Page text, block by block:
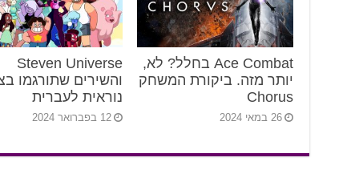
Ace Combat בחלל? לא,
יותר מזה. ביקורת המשחק
Chorus
26 במאי 2024
Steven Universe
והשירים שתורגמו
נוראית לעברית
12 בפברואר 2024